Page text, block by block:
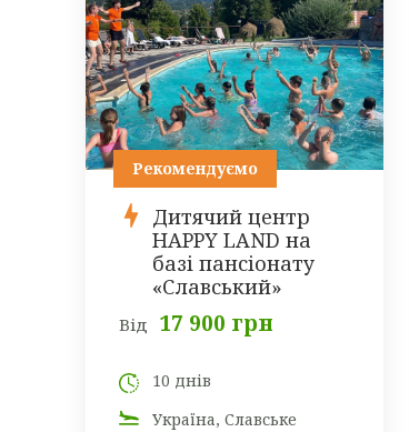
Рекомендуємо
Дитячий центр
HAPPY LAND на
базі пансіонату
«Славський»
Від 17 900 грн
10 днів
Україна, Славське